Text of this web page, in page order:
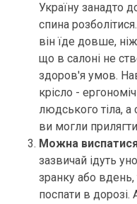
Україну занадто
спина
він їде довше,
що в салоні не
здоров'я умов.
крісло -
людського тіла,
ви могли
Можна
зазвичай ідуть
зранку або
поспати в